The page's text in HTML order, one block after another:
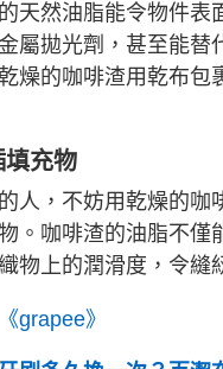
天然油脂能令物件表
屬拋光劑，甚至能替
燥的咖啡渣用乾布包
充物
人，不妨用乾燥的咖
。咖啡渣的油脂不僅
物上的潤滑度，令縫
《grapee》